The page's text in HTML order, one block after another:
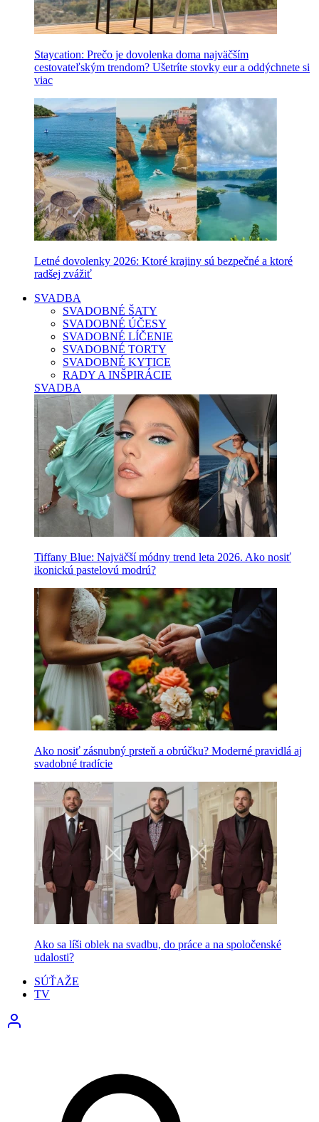
Staycation: Prečo je dovolenka doma najväčším
cestovateľským trendom? Ušetríte stovky eur a oddýchnete si
viac
Letné dovolenky 2026: Ktoré krajiny sú bezpečné a ktoré
radšej zvážiť
SVADBA
SVADOBNÉ ŠATY
SVADOBNÉ ÚČESY
SVADOBNÉ LÍČENIE
SVADOBNÉ TORTY
SVADOBNÉ KYTICE
RADY A INŠPIRÁCIE
SVADBA
Tiffany Blue: Najväčší módny trend leta 2026. Ako nosiť
ikonickú pastelovú modrú?
Ako nosiť zásnubný prsteň a obrúčku? Moderné pravidlá aj
svadobné tradície
Ako sa líši oblek na svadbu, do práce a na spoločenské
udalosti?
SÚŤAŽE
TV